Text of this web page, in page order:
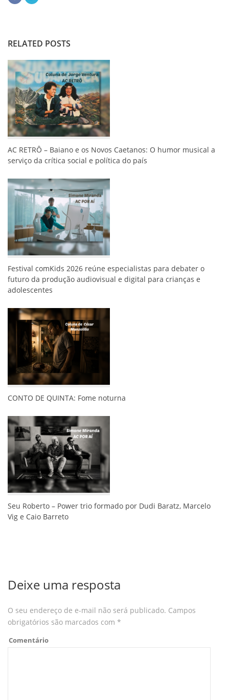
RELATED POSTS
AC RETRÔ – Baiano e os Novos Caetanos: O humor musical a
serviço da crítica social e política do país
Festival comKids 2026 reúne especialistas para debater o
futuro da produção audiovisual e digital para crianças e
adolescentes
CONTO DE QUINTA: Fome noturna
Seu Roberto – Power trio formado por Dudi Baratz, Marcelo
Vig e Caio Barreto
Deixe uma resposta
O seu endereço de e-mail não será publicado. Campos
obrigatórios são marcados com *
Comentário